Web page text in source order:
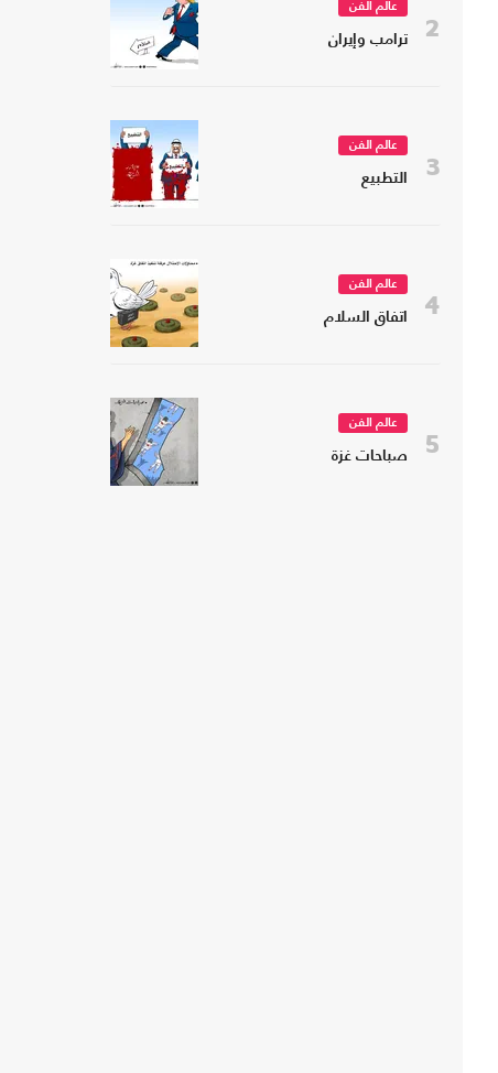
2
عالم الفن
ترامب وإيران
3
عالم الفن
التطبيع
4
عالم الفن
اتفاق السلام
5
عالم الفن
صباحات غزة